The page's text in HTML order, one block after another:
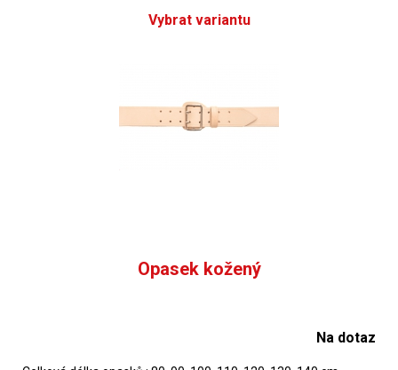
Vybrat variantu
Opasek kožený
Na dotaz